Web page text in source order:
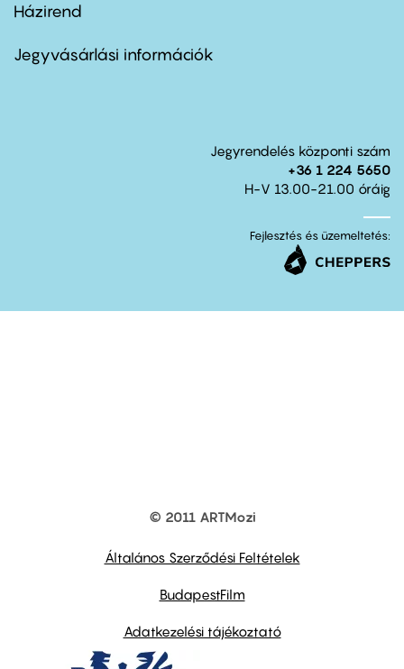
Footer
second
Házirend
Jegyvásárlási információk
Jegyrendelés központi szám
+36 1 224 5650
H-V 13.00-21.00 óráig
Fejlesztés és üzemeltetés:
© 2011 ARTMozi
Általános Szerződési Feltételek
BudapestFilm
Adatkezelési tájékoztató